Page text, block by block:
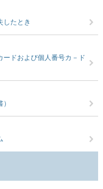
したとき
ドおよび個人番号カ－ド